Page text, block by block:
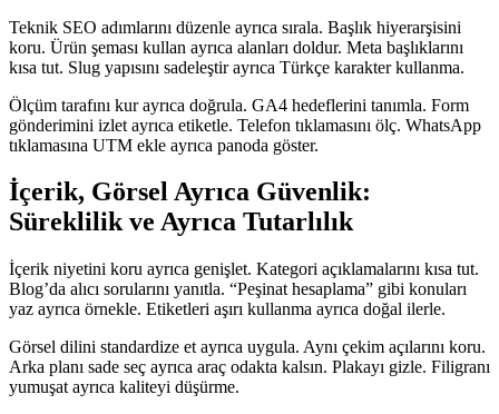
Teknik SEO adımlarını düzenle ayrıca sırala. Başlık hiyerarşisini
koru. Ürün şeması kullan ayrıca alanları doldur. Meta başlıklarını
kısa tut. Slug yapısını sadeleştir ayrıca Türkçe karakter kullanma.
Ölçüm tarafını kur ayrıca doğrula. GA4 hedeflerini tanımla. Form
gönderimini izlet ayrıca etiketle. Telefon tıklamasını ölç. WhatsApp
tıklamasına UTM ekle ayrıca panoda göster.
İçerik, Görsel Ayrıca Güvenlik:
Süreklilik ve Ayrıca Tutarlılık
İçerik niyetini koru ayrıca genişlet. Kategori açıklamalarını kısa tut.
Blog’da alıcı sorularını yanıtla. “Peşinat hesaplama” gibi konuları
yaz ayrıca örnekle. Etiketleri aşırı kullanma ayrıca doğal ilerle.
Görsel dilini standardize et ayrıca uygula. Aynı çekim açılarını koru.
Arka planı sade seç ayrıca araç odakta kalsın. Plakayı gizle. Filigranı
yumuşat ayrıca kaliteyi düşürme.